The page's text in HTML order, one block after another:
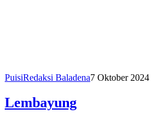
PuisiRedaksi Baladena7 Oktober 2024
Lembayung